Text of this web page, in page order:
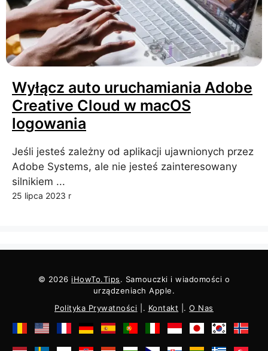
Wyłącz auto uruchamiania Adobe
Creative Cloud w macOS
logowania
Jeśli jesteś zależny od aplikacji ujawnionych przez
Adobe Systems, ale nie jesteś zainteresowany
silnikiem ...
25 lipca 2023 r
© 2026 iHowTo.Tips. Samouczki i wiadomości o
urządzeniach Apple.
Polityka Prywatności |. Kontakt |.O Nas